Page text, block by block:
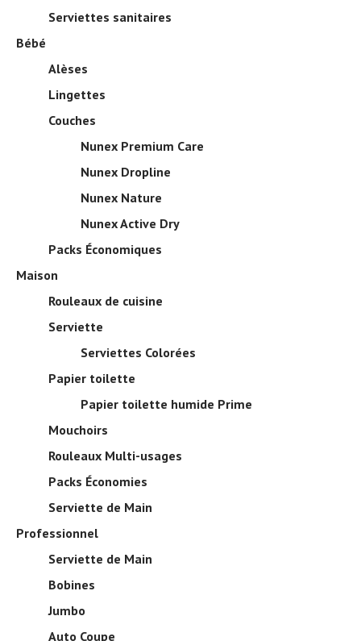
Serviettes sanitaires
Bébé
Alèses
Lingettes
Couches
Nunex Premium Care
Nunex Dropline
Nunex Nature
Nunex Active Dry
Packs Économiques
Maison
Rouleaux de cuisine
Serviette
Serviettes Colorées
Papier toilette
Papier toilette humide Prime
Mouchoirs
Rouleaux Multi-usages
Packs Économies
Serviette de Main
Professionnel
Serviette de Main
Bobines
Jumbo
Auto Coupe